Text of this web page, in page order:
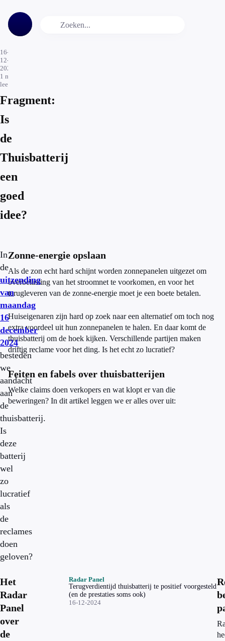
16-
12-
2024
1 min.
leestijd
Fragment:
Is
de
Thuisbatterij
een
goed
idee?
In
de
uitzending
van
maandag
16
december
2024
besteden
we
aandacht
aan
de
thuisbatterij.
Is
deze
batterij
wel
zo
lucratief
als
de
reclames
doen
geloven?
Zonne-energie opslaan
Als de zon echt hard schijnt worden zonnepanelen uitgezet om
overbelasting van het stroomnet te voorkomen, en voor het
terugleveren van de zonne-energie moet je een boete betalen.
Huiseigenaren zijn hard op zoek naar een alternatief om toch nog
extra voordeel uit hun zonnepanelen te halen. En daar komt de
thuisbatterij om de hoek kijken. Verschillende partijen maken
driftig reclame voor het ding. Is het echt zo lucratief?
Feiten en fabels over thuisbatterijen
Welke claims doen verkopers en wat klopt er van die
beweringen? In dit artikel leggen we er alles over uit:
Het
Radar
Panel
over
de
Radar Panel
Terugverdientijd thuisbatterij te positief voorgesteld
(en de prestaties soms ook)
16-12-2024